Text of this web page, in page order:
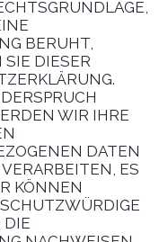
BERUHT,
DIESER
WIR IHRE
DATEN
ES
KÖNNEN
DIE